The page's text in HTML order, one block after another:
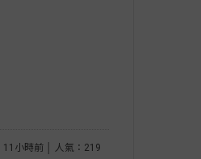
11小時前 │ 人氣：219